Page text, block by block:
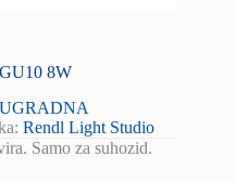
8W
UGRADNA
Rendl Light Studio
Samo za suhozid.